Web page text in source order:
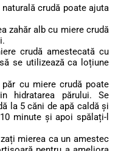
crudă poate ajuta
zahăr alb cu miere crudă
crudă amestecată cu
se utilizează ca loțiune
cu miere crudă poate
hidratarea părului. Se
la 5 căni de apă caldă și
minute și apoi spălați-l
mierea ca un amestec